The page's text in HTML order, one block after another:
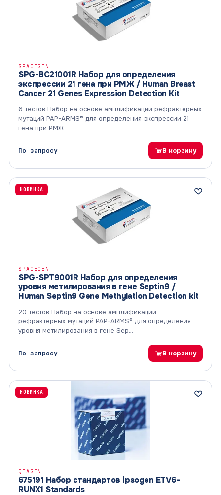
SPACEGEN
SPG-BC21001R Набор для определения
экспрессии 21 гена при РМЖ / Human Breast
Cancer 21 Genes Expression Detection Kit
6 тестов Набор на основе амплификации рефрактерных
мутаций PAP-ARMS® для определения экспрессии 21
гена при РМЖ
По запросу В корзину
НОВИНКА
SPACEGEN
SPG-SPT9001R Набор для определения
уровня метилирования в гене Septin9 /
Human Septin9 Gene Methylation Detection kit
20 тестов Набор на основе амплификации
рефрактерных мутаций PAP-ARMS® для определения
уровня метилирования в гене Sep…
По запросу В корзину
НОВИНКА
QIAGEN
675191 Набор стандартов ipsogen ETV6-
RUNX1 Standards